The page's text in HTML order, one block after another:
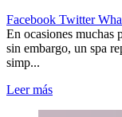
Facebook Twitter
En ocasiones muchas
sin embargo, un spa
simp...
Leer más